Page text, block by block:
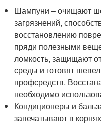
Шампуни – очищают
загрязнений,
восстановлению
пряди полезными
ломкость, защищают
среды и готовят
профсредств.
необходимо
Кондиционеры и
запечатывают в